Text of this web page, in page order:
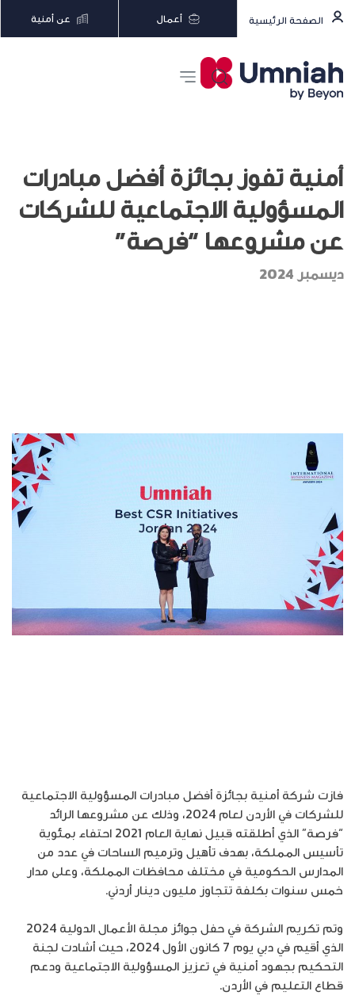
الصفحة الرئيسية أعمال عن أمنية
أمنية تفوز بجائزة أفضل مبادرات
المسؤولية الاجتماعية للشركات
عن مشروعها “فرصة”
ديسمبر 2024
فازت شركة أمنية بجائزة أفضل مبادرات المسؤولية الاجتماعية
للشركات في الأردن لعام 2024، وذلك عن مشروعها الرائد
“فرصة” الذي أطلقته قبيل نهاية العام 2021 احتفاء بمئوية
تأسيس المملكة، بهدف تأهيل وترميم الساحات في عدد من
المدارس الحكومية في مختلف محافظات المملكة، وعلى مدار
خمس سنوات بكلفة تتجاوز مليون دينار أردني.
وتم تكريم الشركة في حفل جوائز مجلة الأعمال الدولية 2024
الذي أقيم في دبي يوم 7 كانون الأول 2024، حيث أشادت لجنة
التحكيم بجهود أمنية في تعزيز المسؤولية الاجتماعية ودعم
قطاع التعليم في الأردن.